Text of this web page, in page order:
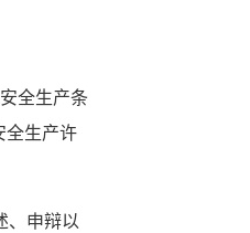
全生产条
全生产许
、申辩以